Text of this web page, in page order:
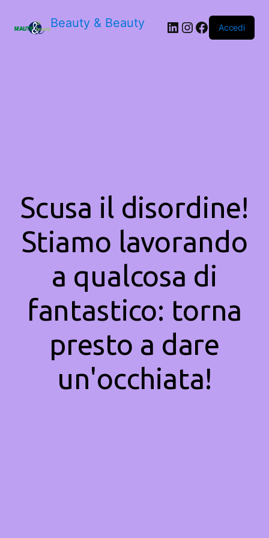
Beauty & Beauty LinkedIn
Instagram
Facebook
Accedi
Scusa il disordine!
Stiamo lavorando
a qualcosa di
fantastico: torna
presto a dare
un'occhiata!